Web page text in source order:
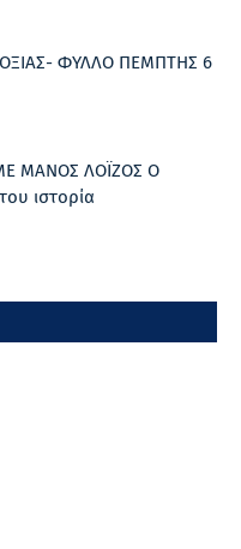
ΦΥΛΛΟ ΠΕΜΠΤΗΣ 6
ΜΑΝΟΣ ΛΟΪΖΟΣ Ο
ιστορία